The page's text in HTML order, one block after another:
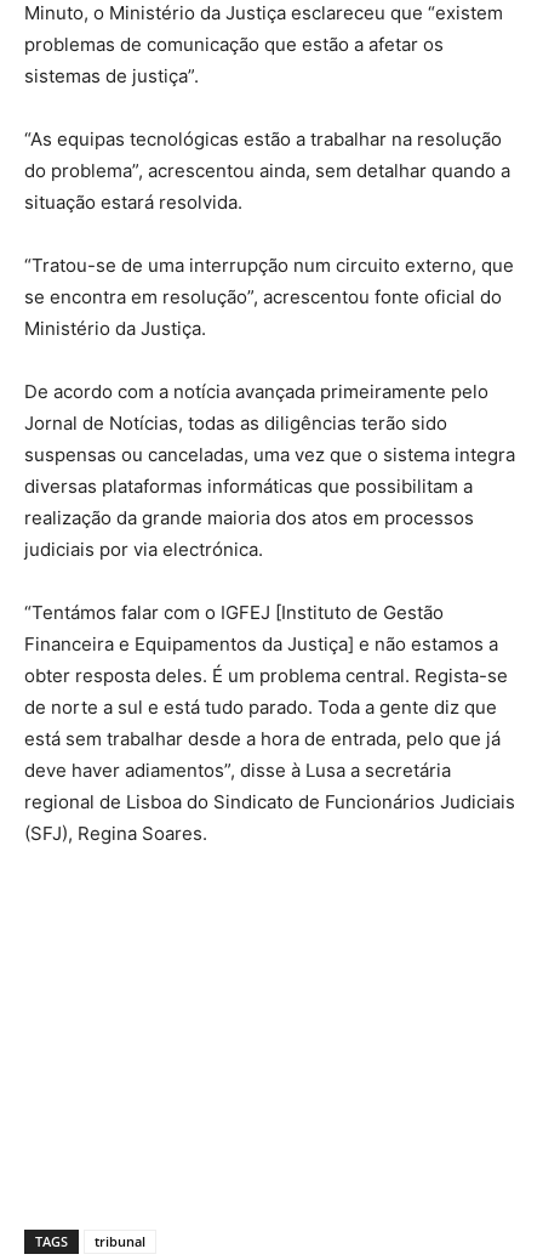
Minuto, o Ministério da Justiça esclareceu que “existem
problemas de comunicação que estão a afetar os
sistemas de justiça”.
“As equipas tecnológicas estão a trabalhar na resolução
do problema”, acrescentou ainda, sem detalhar quando a
situação estará resolvida.
“Tratou-se de uma interrupção num circuito externo, que
se encontra em resolução”, acrescentou fonte oficial do
Ministério da Justiça.
De acordo com a notícia avançada primeiramente pelo
Jornal de Notícias, todas as diligências terão sido
suspensas ou canceladas, uma vez que o sistema integra
diversas plataformas informáticas que possibilitam a
realização da grande maioria dos atos em processos
judiciais por via electrónica.
“Tentámos falar com o IGFEJ [Instituto de Gestão
Financeira e Equipamentos da Justiça] e não estamos a
obter resposta deles. É um problema central. Regista-se
de norte a sul e está tudo parado. Toda a gente diz que
está sem trabalhar desde a hora de entrada, pelo que já
deve haver adiamentos”, disse à Lusa a secretária
regional de Lisboa do Sindicato de Funcionários Judiciais
(SFJ), Regina Soares.
TAGS tribunal